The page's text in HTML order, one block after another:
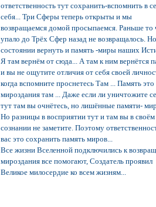
ответственность тут сохранить-вспомнить в
себя... Три Сферы теперь открыты и мы
возвращаемся домой просыпаемся. Раньше то
упало до Трёх Сфер назад не возвращалось.
состоянии вернуть и память -миры наших
Я там вернём от сюда... А там к ним вернётся
и вы не ощутите отличия от себя своей
когда вспомните проснетесь Там ... Память
мироздания там ... Даже если ли уничтожите
тут там вы очнётесь, но лишённые памяти-
Но разницы в восприятии тут и там вы в своём
сознании не заметите. Поэтому
вас это сохранить память миров...
Все жизни Вселенной подключились к
мироздания все помогают, Создатель проявил
Великое милосердие ко всем жизням...